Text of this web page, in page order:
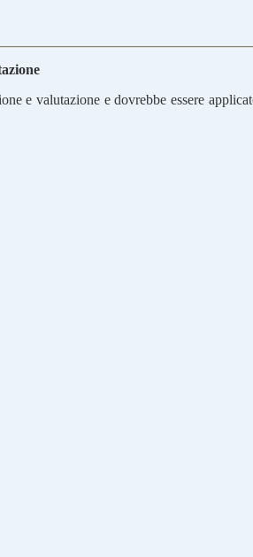
e valutazione e dovrebbe essere